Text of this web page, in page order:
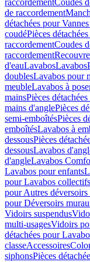
raccordementCoudes
de raccordement
détachées pour
coudéPièces
raccordementCoudes
raccordement
d'eauLavabosLavabos
doublesLavabos pour
meubleLavabos à
mainsPièces
mains d'anglePièces
semi-emboîtésPièces
emboîtésLavabos à
dessousPièces
dessousLavabos
d'angleLavabos
Lavabos pour enfants
pour Lavabos collectifs
pour Autres
pour Déversoirs
Vidoirs suspendus
multi-usagesVidoirs
détachées pour
classeAccessoires
siphonsPièces